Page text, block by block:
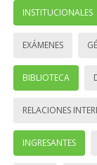
INSTITUCIONALES
EXÁMENES
BIBLIOTECA
RELACIONES
INGRESANTES